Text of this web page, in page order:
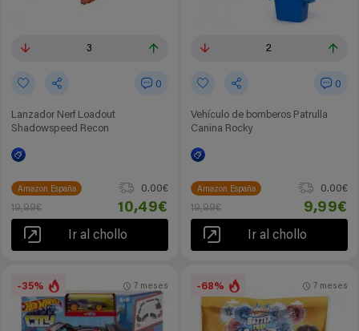
3
0
Lanzador Nerf Loadout
Shadowspeed Recon
Amazon España
0.00€
19,99€
10,49€
Ir al chollo
2
0
Vehículo de bomberos Patrulla
Canina Rocky
Amazon España
0.00€
19,99€
9,99€
Ir al chollo
-35% 7 meses -68% 7 meses